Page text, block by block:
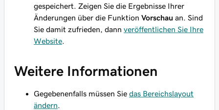
gespeichert. Zeigen Sie die Ergebnisse Ihrer
Änderungen über die Funktion Vorschau an. Sind
Sie damit zufrieden, dann veröffentlichen Sie Ihre
Website.
Weitere Informationen
Gegebenenfalls müssen Sie das Bereichslayout
ändern.